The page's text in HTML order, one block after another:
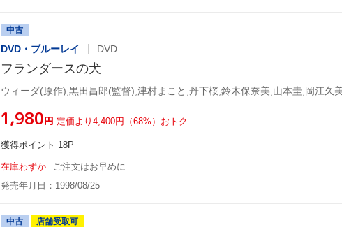
中古
DVD・ブルーレイ DVD
フランダースの犬
¥1,980円 定価より4,400円（68%）おトク
獲得ポイント 18P
在庫わずか
ご注文はお早めに
発売年月日：1998/08/25
中古 店舗受取可